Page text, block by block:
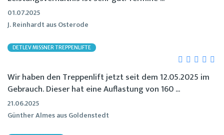
01.07.2025
J. Reinhardt aus Osterode
DETLEV MISSNER TREPPENLIFTE
Wir haben den Treppenlift jetzt seit dem 12.05.2025 im
Gebrauch. Dieser hat eine Auflastung von 160 ...
21.06.2025
Günther Almes aus Goldenstedt